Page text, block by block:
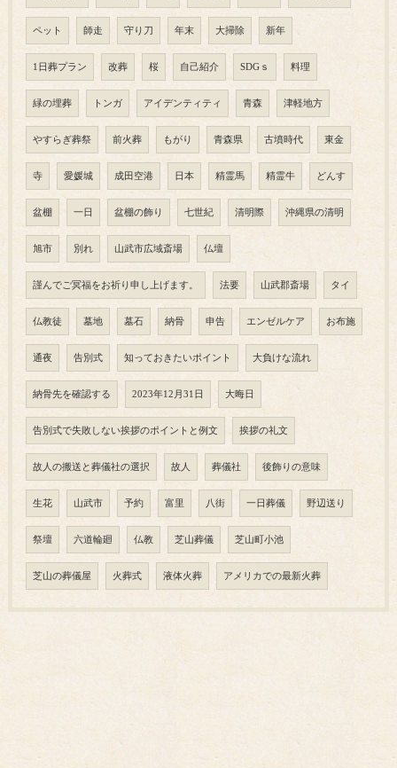
ペット 師走 守り刀 年末 大掃除 新年
1日葬プラン 改葬 桜 自己紹介 SDGｓ 料理
緑の埋葬 トンガ アイデンティティ 青森 津軽地方
やすらぎ葬祭 前火葬 もがり 青森県 古墳時代 東金
寺 愛媛城 成田空港 日本 精霊馬 精霊牛 どんす
盆棚 一日 盆棚の飾り 七世紀 清明際 沖縄県の清明
旭市 別れ 山武市広域斎場 仏壇
謹んでご冥福をお祈り申し上げます。 法要 山武郡斎場 タイ
仏教徒 墓地 墓石 納骨 申告 エンゼルケア お布施
通夜 告別式 知っておきたいポイント 大負けな流れ
納骨先を確認する 2023年12月31日 大晦日
告別式で失敗しない挨拶のポイントと例文 挨拶の礼文
故人の搬送と葬儀社の選択 故人 葬儀社 後飾りの意味
生花 山武市 予約 富里 八街 一日葬儀 野辺送り
祭壇 六道輪廻 仏教 芝山葬儀 芝山町小池
芝山の葬儀屋 火葬式 液体火葬 アメリカでの最新火葬